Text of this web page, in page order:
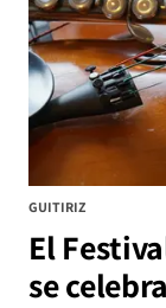
GUITIRIZ
El
se